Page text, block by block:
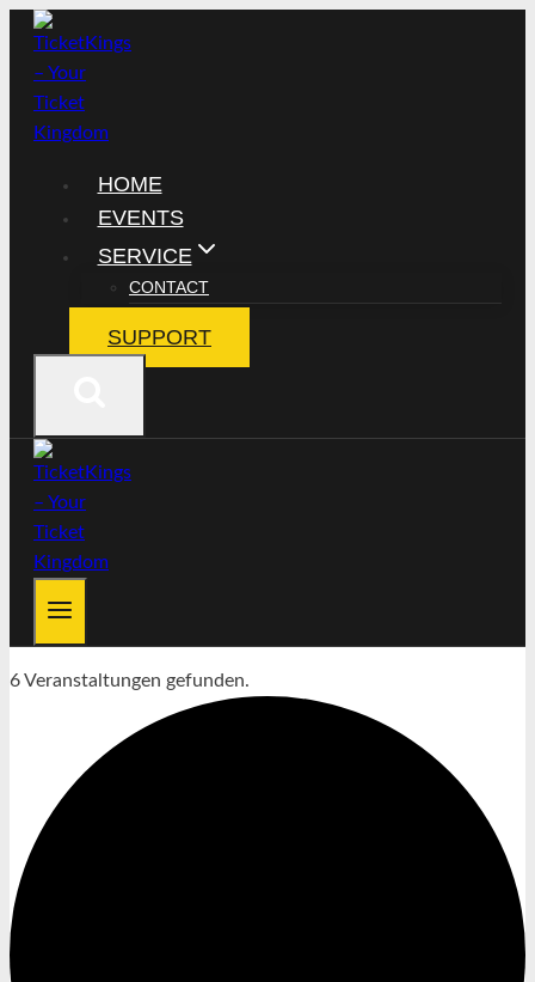
Zum
Inhalt
springen
HOME
EVENTS
SERVICE
CONTACT
SUPPORT
6 Veranstaltungen gefunden.